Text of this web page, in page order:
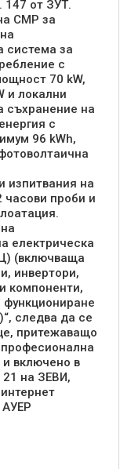
147 от ЗУТ.
СМР за
система за
с
70 kW,
и локални
съхранение на
с
96 kWh,
изпитвания на
часови проби и
електрическа
(включваща
инвертори,
компоненти,
следва да се
притежаващо
включено в
21 на ЗЕВИ,
АУЕР